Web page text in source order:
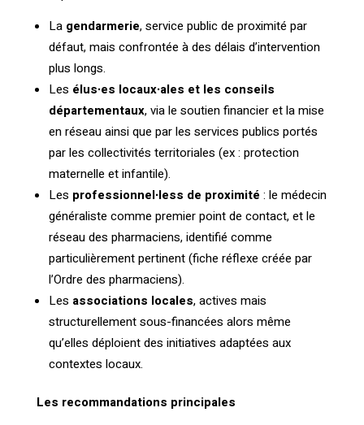
La gendarmerie, service public de proximité par
défaut, mais confrontée à des délais d’intervention
plus longs.
Les élus∙es locaux∙ales et les conseils
départementaux, via le soutien financier et la mise
en réseau ainsi que par les services publics portés
par les collectivités territoriales (ex : protection
maternelle et infantile).
Les professionnel∙less de proximité : le médecin
généraliste comme premier point de contact, et le
réseau des pharmaciens, identifié comme
particulièrement pertinent (fiche réflexe créée par
l’Ordre des pharmaciens).
Les associations locales, actives mais
structurellement sous-financées alors même
qu’elles déploient des initiatives adaptées aux
contextes locaux.
Les recommandations principales